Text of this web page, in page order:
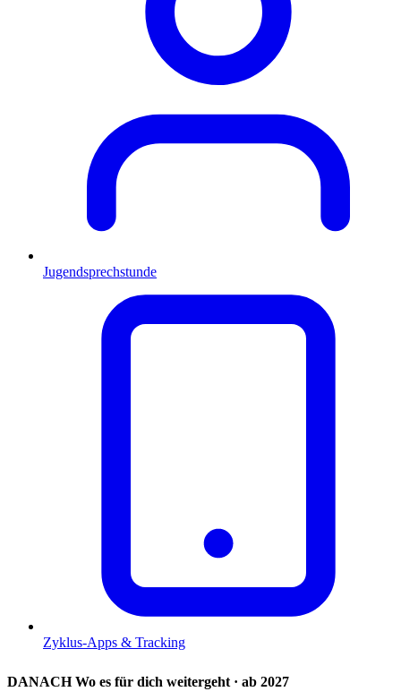
Jugendsprechstunde
Zyklus-Apps & Tracking
DANACHWo es für dich weitergeht · ab 2027